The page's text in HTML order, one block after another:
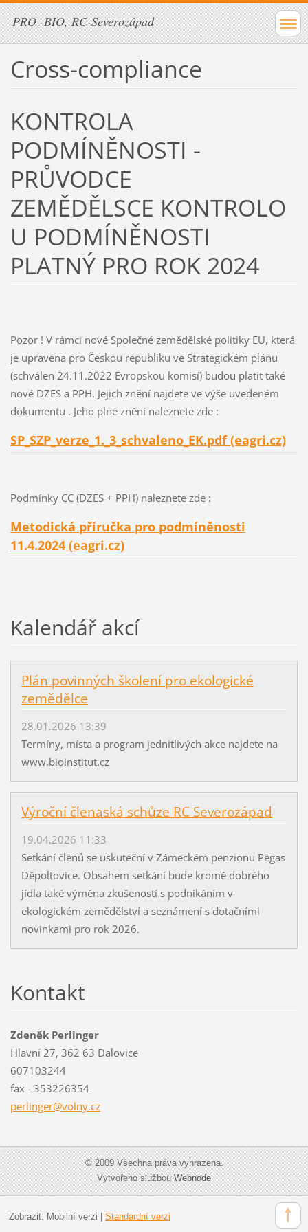
PRO -BIO, RC-Severozápad
Cross-compliance
KONTROLA
PODMÍNĚNOSTI -
PRŮVODCE
ZEMĚDĚLSCE KONTROLO
U PODMÍNĚNOSTI
PLATNÝ PRO ROK 2024
Pozor ! V rámci nové Společné zemědělské politiky EU, která
je upravena pro Českou republiku ve Strategickém plánu
(schválen 24.11.2022 Evropskou komisí) budou platit také
nové DZES a PPH. Jejich znění najdete ve výše uvedeném
dokumentu . Jeho plné znění naleznete zde :
SP_SZP_verze_1._3_schvaleno_EK.pdf (eagri.cz)
Podmínky CC (DZES + PPH) naleznete zde :
Metodická příručka pro podmíněnosti
11.4.2024 (eagri.cz)
Kalendář akcí
Plán povinných školení pro ekologické
zemědělce
28.01.2026 13:39
Termíny, místa a program jednitlivých akce najdete na
www.bioinstitut.cz
Výroční členaská schůze RC Severozápad
19.04.2026 11:33
Setkání členů se uskuteční v Zámeckém penzionu Pegas
Děpoltovice. Obsahem setkání bude kromě dobrého
jídla také výměna zkušeností s podnikáním v
ekologickém zemědělství a seznámení s dotačními
novinkami pro rok 2026.
Kontakt
Zdeněk Perlinger
Hlavní 27, 362 63 Dalovice
607103244
fax - 353226354
perlinger@volny.cz
© 2009 Všechna práva vyhrazena.
Vytvořeno službouWebnode
Zobrazit: Mobilní verzi | Standardní verzi